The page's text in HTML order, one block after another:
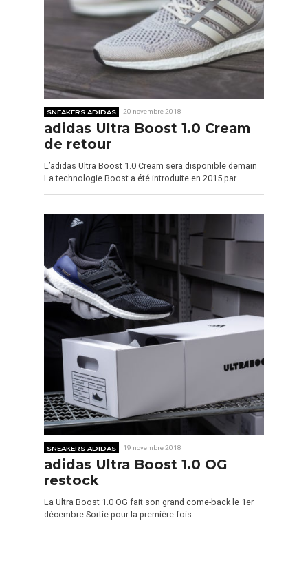
SNEAKERS ADIDAS 20 novembre 2018
adidas Ultra Boost 1.0 Cream
de retour
L’adidas Ultra Boost 1.0 Cream sera disponible demain
La technologie Boost a été introduite en 2015 par…
SNEAKERS ADIDAS 19 novembre 2018
adidas Ultra Boost 1.0 OG
restock
La Ultra Boost 1.0 OG fait son grand come-back le 1er
décembre Sortie pour la première fois…